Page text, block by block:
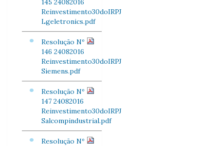
145 24082016
Reinvestimento30doIRPJ
Lgeletronics.pdf
Resolução Nº
146 24082016
Reinvestimento30doIRPJ
Siemens.pdf
Resolução Nº
147 24082016
Reinvestimento30doIRPJ
Salcompindustrial.pdf
Resolução Nº